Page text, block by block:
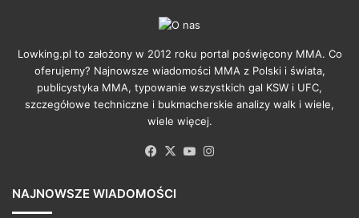
Lowking.pl to założony w 2012 roku portal poświęcony MMA. Co
oferujemy? Najnowsze wiadomości MMA z Polski i świata,
publicystyka MMA, typowanie wszystkich gal KSW i UFC,
szczegółowe techniczne i bukmacherskie analizy walk i wiele,
wiele więcej.
Facebook
X YouTube
NAJNOWSZE WIADOMOŚCI